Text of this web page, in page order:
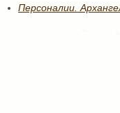
Персоналии.